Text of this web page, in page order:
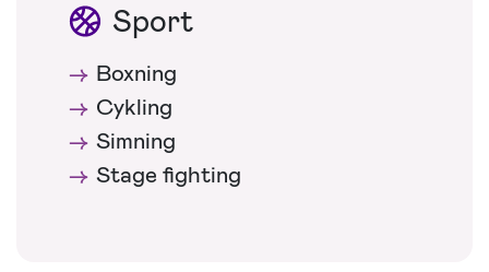
Sport
Boxning
Cykling
Simning
Stage fighting